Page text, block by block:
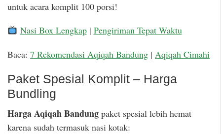
untuk acara komplit 100 porsi!
Nasi Box Lengkap| Pengiriman Tepat Waktu
Baca: 7 Rekomendasi Aqiqah Bandung | Aqiqah Cimahi
Paket Spesial Komplit – Harga
Bundling
Harga Aqiqah Bandung paket spesial lebih hemat
karena sudah termasuk nasi kotak: